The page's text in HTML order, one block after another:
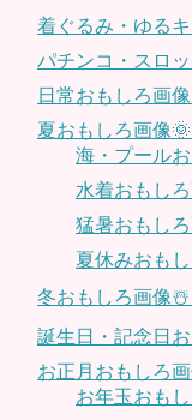
着ぐるみ・ゆる
パチンコ・スロ
日常おもしろ画像
夏おもしろ画像🌞
海・プール
水着おもしろ
猛暑おもし
夏休みおも
冬おもしろ画像☃️
誕生日・記念日
お正月おもしろ
お年玉おも